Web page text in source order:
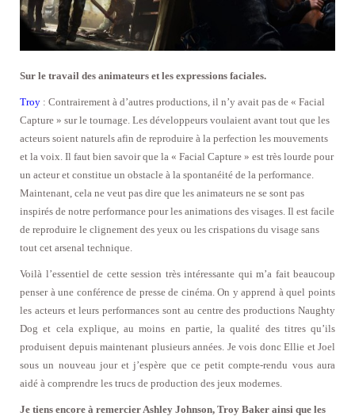
Sur le travail des animateurs et les expressions faciales.
Troy : Contrairement à d’autres productions, il n’y avait pas de « Facial
Capture » sur le tournage. Les développeurs voulaient avant tout que les
acteurs soient naturels afin de reproduire à la perfection les mouvements
et la voix. Il faut bien savoir que la « Facial Capture » est très lourde pour
un acteur et constitue un obstacle à la spontanéité de la performance.
Maintenant, cela ne veut pas dire que les animateurs ne se sont pas
inspirés de notre performance pour les animations des visages. Il est facile
de reproduire le clignement des yeux ou les crispations du visage sans
tout cet arsenal technique.
Voilà l’essentiel de cette session très intéressante qui m’a fait beaucoup
penser à une conférence de presse de cinéma. On y apprend à quel points
les acteurs et leurs performances sont au centre des productions Naughty
Dog et cela explique, au moins en partie, la qualité des titres qu’ils
produisent depuis maintenant plusieurs années. Je vois donc Ellie et Joel
sous un nouveau jour et j’espère que ce petit compte-rendu vous aura
aidé à comprendre les trucs de production des jeux modernes.
Je tiens encore à remercier Ashley Johnson, Troy Baker ainsi que les